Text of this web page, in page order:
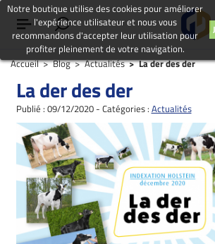
Accueil Blog Actualités La der des der
La der des der
Publié : 09/12/2020 - Catégories : Actualités
Notre boutique utilise des cookies pour améliorer
l'expérience utilisateur et nous vous
recommandons d'accepter leur utilisation pour
profiter pleinement de votre navigation.